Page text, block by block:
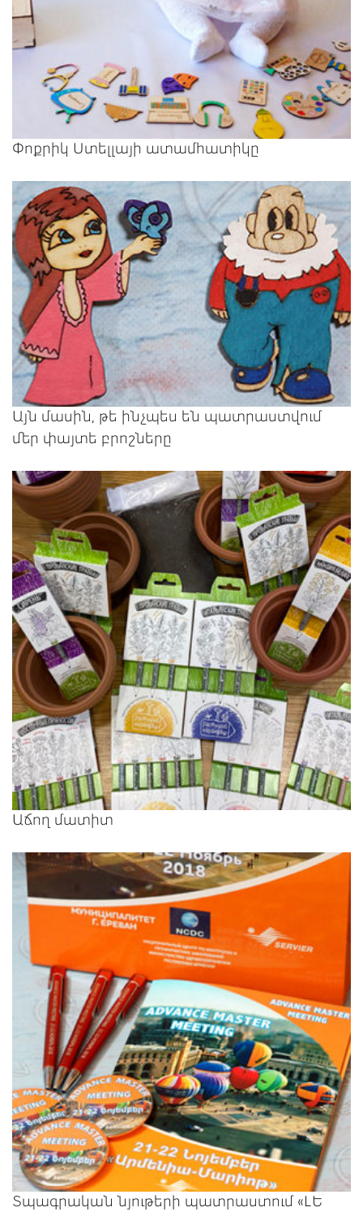
Փոքրիկ Ստելլայի ատամհատիկը
Այն մասին, թե ինչպես են պատրաստվում
մեր փայտե բրոշները
Աճող մատիտ
Տպագրական նյութերի պատրաստում «ԼԵ